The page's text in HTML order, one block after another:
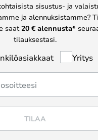
sisustus- ja
ja alennuksistamme?
saat 20 € alennusta*
tilauksestasi.
Yritys
TILAA